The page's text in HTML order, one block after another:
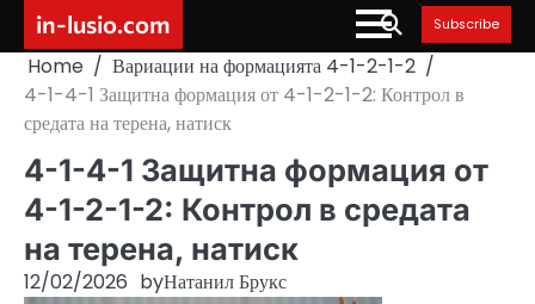
content
in-lusio.com Subscribe
Home
Вариации на формацията 4-1-2-1-2
4-1-4-1 Защитна формация от 4-1-2-1-2: Контрол в
средата на терена, натиск
4-1-4-1 Защитна формация от
4-1-2-1-2: Контрол в средата
на терена, натиск
12/02/2026 byНатанил Брукс